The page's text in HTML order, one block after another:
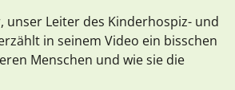
unser Leiter des Kinderhospiz- und
in seinem Video ein bisschen
Menschen und wie sie die